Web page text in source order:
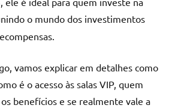
o mundo dos investimentos
vamos explicar em detalhes como
é o acesso às salas VIP, quem
benefícios e se realmente vale a